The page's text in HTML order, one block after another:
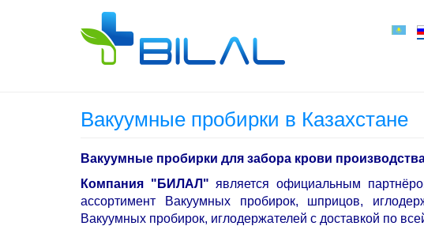
Вакуумные пробирки в Казахстане
Вакуумные пробирки для забора крови
Компания "БИЛАЛ" является официальным
ассортимент Вакуумных пробирок, шприцов,
Вакуумных пробирок, иглодержателей с доставкой по